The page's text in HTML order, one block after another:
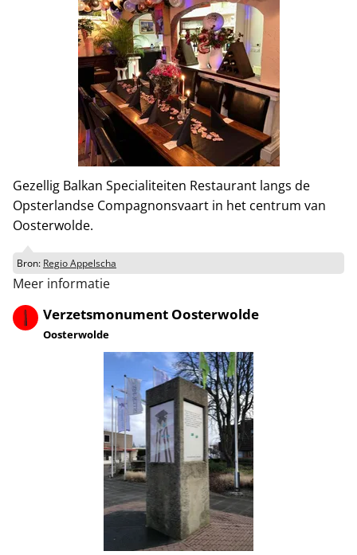
Gezellig Balkan Specialiteiten Restaurant langs de
Opsterlandse Compagnonsvaart in het centrum van
Oosterwolde.
Bron: Regio Appelscha
Meer informatie
Verzetsmonument Oosterwolde
Oosterwolde